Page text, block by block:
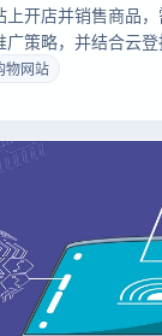
上开店并销售商品
策略，并结合云登
下是详细步骤：
物网站